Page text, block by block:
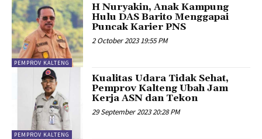
PEMPROV KALTENG
H Nuryakin, Anak Kampung
Hulu DAS Barito Menggapai
Puncak Karier PNS
2 October 2023 19:55 PM
PEMPROV KALTENG
Kualitas Udara Tidak Sehat,
Pemprov Kalteng Ubah Jam
Kerja ASN dan Tekon
29 September 2023 20:28 PM